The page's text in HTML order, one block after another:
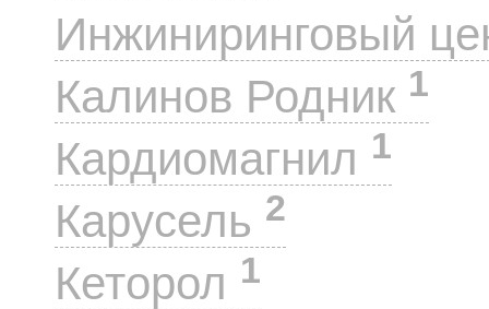
Инжиниринговый
Калинов Родник 1
Кардиомагнил 1
Карусель 2
Кеторол 1